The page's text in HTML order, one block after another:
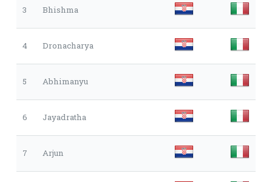
3 Bhishma
4 Dronacharya
5 Abhimanyu
6 Jayadratha
7 Arjun